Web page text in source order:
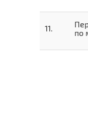
по